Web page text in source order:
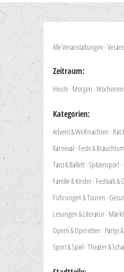
Alle Veranstaltungen ·
Zeitraum:
Heute· Morgen ·
Kategorien:
Advent & Weihnachten · Rat
Karneval· Feste & Brauchtum
Tanz & Ballett·Spitzensport·
Familie & Kinder· Festivals &
Führungen & Touren ·
Lesungen & Literatur·
Opern & Operetten · Partys
Sport & Spiel·Theater &